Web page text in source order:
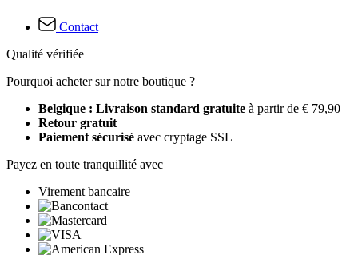
Contact
Qualité vérifiée
Pourquoi acheter sur notre boutique ?
Belgique : Livraison standard gratuite à partir de € 79,90
Retour gratuit
Paiement sécurisé avec cryptage SSL
Payez en toute tranquillité avec
Virement bancaire